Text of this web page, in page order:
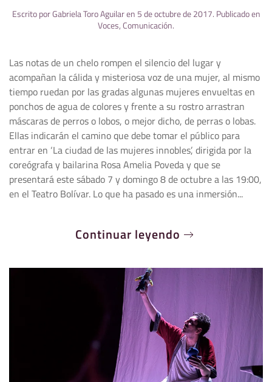
Escrito porGabriela Toro Aguilaren 5 de octubre de 2017. Publicado en
Voces,Comunicación.
Las notas de un chelo rompen el silencio del lugar y
acompañan la cálida y misteriosa voz de una mujer, al mismo
tiempo ruedan por las gradas algunas mujeres envueltas en
ponchos de agua de colores y frente a su rostro arrastran
máscaras de perros o lobos, o mejor dicho, de perras o lobas.
Ellas indicarán el camino que debe tomar el público para
entrar en ‘La ciudad de las mujeres innobles’, dirigida por la
coreógrafa y bailarina Rosa Amelia Poveda y que se
presentará este sábado 7 y domingo 8 de octubre a las 19:00,
en el Teatro Bolívar. Lo que ha pasado es una inmersión...
Continuar leyendo